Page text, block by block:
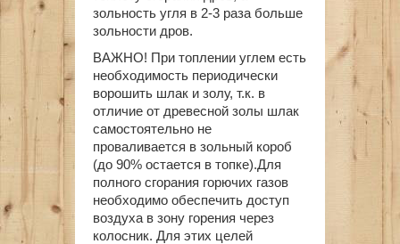
зольность угля в 2-3 раза больше
зольности дров.
ВАЖНО! При топлении углем есть
необходимость периодически
ворошить шлак и золу, т.к. в
отличие от древесной золы шлак
самостоятельно не
проваливается в зольный короб
(до 90% остается в топке).Для
полного сгорания горючих газов
необходимо обеспечить доступ
воздуха в зону горения через
колосник. Для этих целей